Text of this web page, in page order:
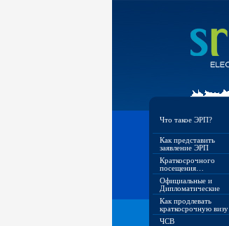
Что такое ЭРП?
Как представить
заявление ЭРП
Краткосрочного
посещения…
Официальные и
Дипломатические
Как продлевать
краткосрочную визу
ЧСВ